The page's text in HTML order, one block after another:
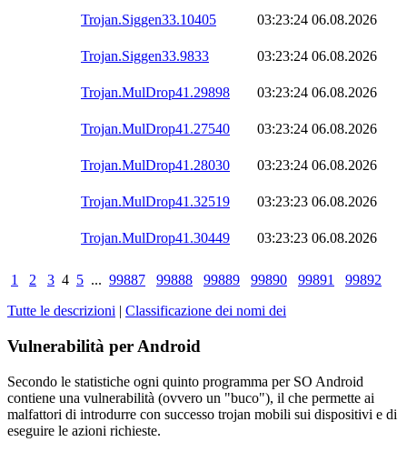
Trojan.Siggen33.10405 03:23:24 06.08.2026
Trojan.Siggen33.9833 03:23:24 06.08.2026
Trojan.MulDrop41.29898 03:23:24 06.08.2026
Trojan.MulDrop41.27540 03:23:24 06.08.2026
Trojan.MulDrop41.28030 03:23:24 06.08.2026
Trojan.MulDrop41.32519 03:23:23 06.08.2026
Trojan.MulDrop41.30449 03:23:23 06.08.2026
1 2 3 4 5 ... 99887 99888 99889 99890 99891
99892
Tutte le descrizioni | Classificazione dei nomi dei
Vulnerabilità per Android
Secondo le statistiche ogni quinto programma per SO Android
contiene una vulnerabilità (ovvero un "buco"), il che permette ai
malfattori di introdurre con successo trojan mobili sui dispositivi e di
eseguire le azioni richieste.